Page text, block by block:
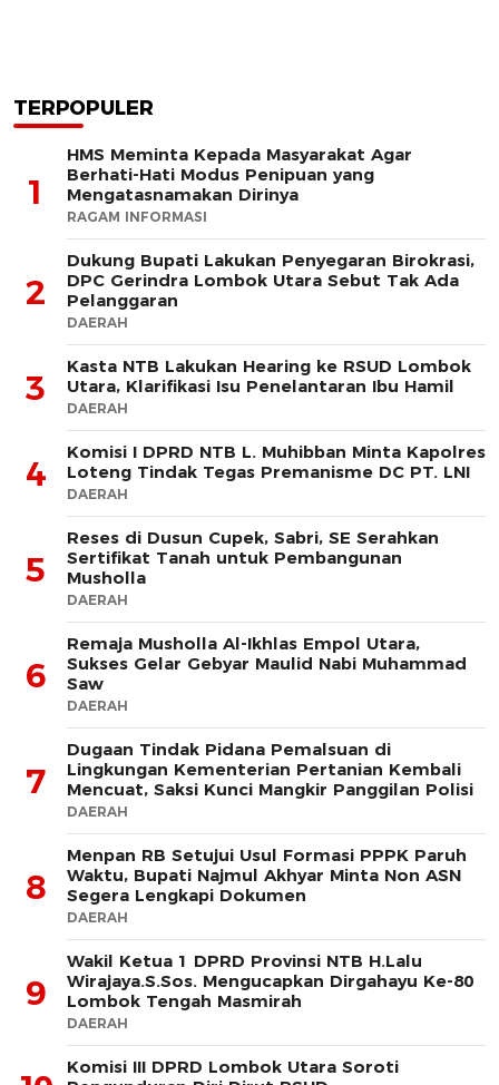
TERPOPULER
1
HMS Meminta Kepada Masyarakat Agar
Berhati-Hati Modus Penipuan yang
Mengatasnamakan Dirinya
RAGAM INFORMASI
2
Dukung Bupati Lakukan Penyegaran Birokrasi,
DPC Gerindra Lombok Utara Sebut Tak Ada
Pelanggaran
DAERAH
3
Kasta NTB Lakukan Hearing ke RSUD Lombok
Utara, Klarifikasi Isu Penelantaran Ibu Hamil
DAERAH
4
Komisi I DPRD NTB L. Muhibban Minta Kapolres
Loteng Tindak Tegas Premanisme DC PT. LNI
DAERAH
5
Reses di Dusun Cupek, Sabri, SE Serahkan
Sertifikat Tanah untuk Pembangunan
Musholla
DAERAH
6
Remaja Musholla Al-Ikhlas Empol Utara,
Sukses Gelar Gebyar Maulid Nabi Muhammad
Saw
DAERAH
7
Dugaan Tindak Pidana Pemalsuan di
Lingkungan Kementerian Pertanian Kembali
Mencuat, Saksi Kunci Mangkir Panggilan Polisi
DAERAH
8
Menpan RB Setujui Usul Formasi PPPK Paruh
Waktu, Bupati Najmul Akhyar Minta Non ASN
Segera Lengkapi Dokumen
DAERAH
9
Wakil Ketua 1 DPRD Provinsi NTB H.Lalu
Wirajaya.S.Sos. Mengucapkan Dirgahayu Ke-80
Lombok Tengah Masmirah
DAERAH
Komisi III DPRD Lombok Utara Soroti